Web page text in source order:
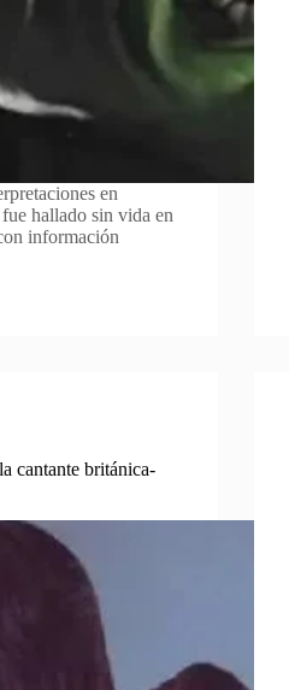
en
hallado sin vida en
información
cantante británica-